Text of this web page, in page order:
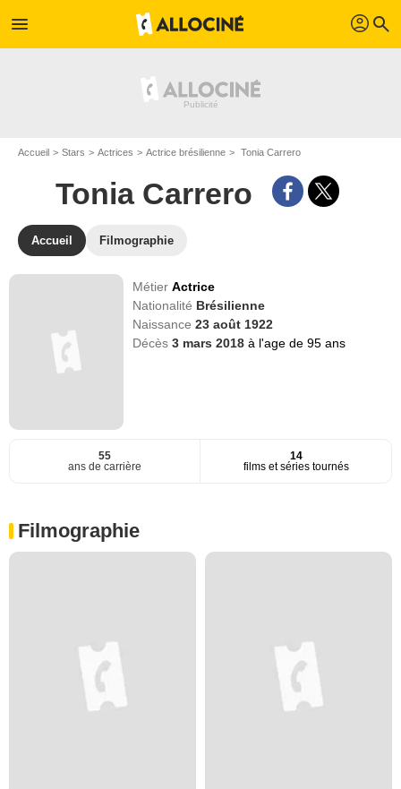
menu profil search
Accueil Stars Actrices Actrice brésilienne Tonia Carrero
Tonia Carrero
Accueil Filmographie
MétierActrice
Nationalité Brésilienne
Naissance23 août 1922
Décès3 mars 2018à l'age de 95 ans
55
ans de carrière
14
films et séries tournés
Filmographie